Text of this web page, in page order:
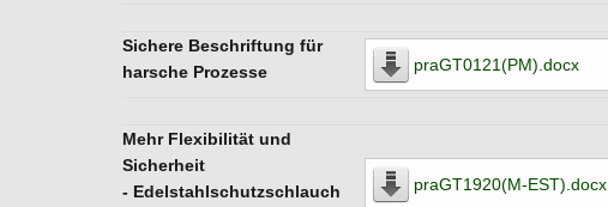
Sichere Beschriftung für
harsche Prozesse
praGT0121(PM).docx
Mehr Flexibilität und
Sicherheit
- Edelstahlschutzschlauch
praGT1920(M-EST).docx